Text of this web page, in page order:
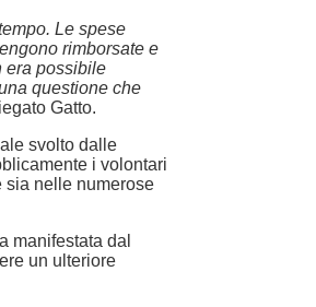
Le spese
rimborsate e
era possibile
questione che
Gatto.
svolto dalle
i volontari
sia nelle numerose
manifestata dal
un ulteriore